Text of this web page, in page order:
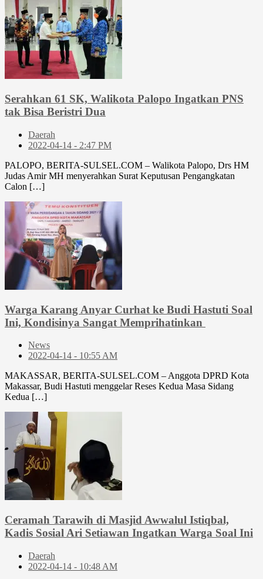
Serahkan 61 SK, Walikota Palopo Ingatkan PNS
tak Bisa Beristri Dua
Daerah
2022-04-14 - 2:47 PM
PALOPO, BERITA-SULSEL.COM – Walikota Palopo, Drs HM
Judas Amir MH menyerahkan Surat Keputusan Pengangkatan
Calon […]
Warga Karang Anyar Curhat ke Budi Hastuti Soal
Ini, Kondisinya Sangat Memprihatinkan
News
2022-04-14 - 10:55 AM
MAKASSAR, BERITA-SULSEL.COM – Anggota DPRD Kota
Makassar, Budi Hastuti menggelar Reses Kedua Masa Sidang
Kedua […]
Ceramah Tarawih di Masjid Awwalul Istiqbal,
Kadis Sosial Ari Setiawan Ingatkan Warga Soal Ini
Daerah
2022-04-14 - 10:48 AM